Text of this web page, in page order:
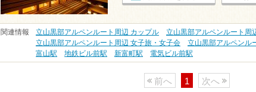
関連情報 立山黒部アルペンルート周辺 カップル
立山黒部アルペンルート周
立山黒部アルペンルート周辺 女子旅・女子会
立山黒部アルペンル
富山駅
地鉄ビル前駅 新富町駅 電気ビル前駅
前へ 1 次へ